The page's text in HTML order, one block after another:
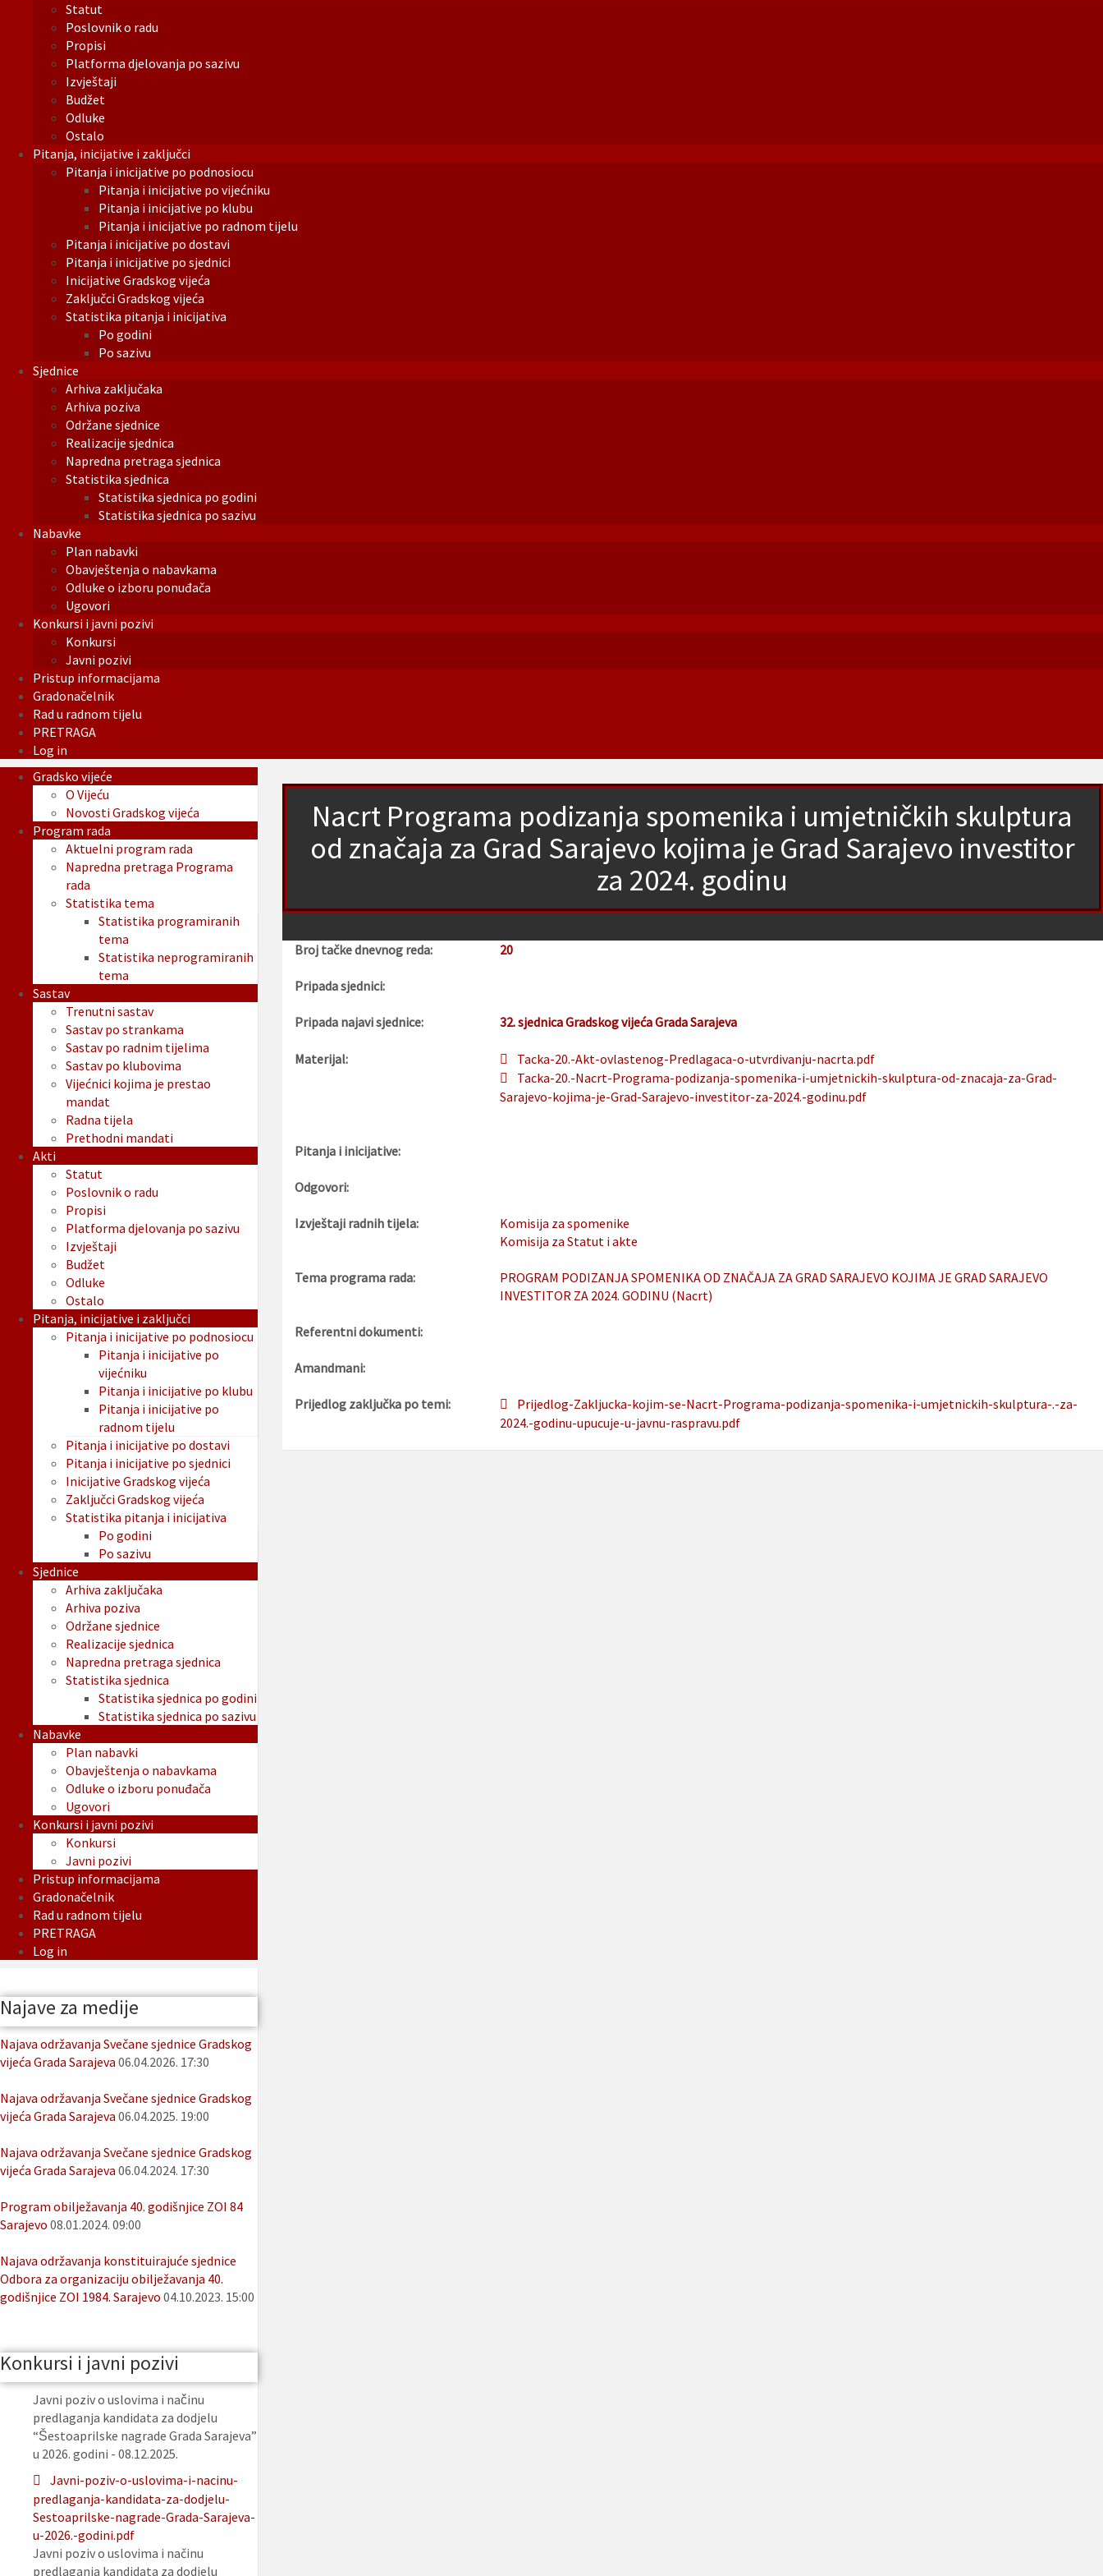
Statut
Poslovnik o radu
Propisi
Platforma djelovanja po sazivu
Izvještaji
Budžet
Odluke
Ostalo
Pitanja, inicijative i zaključci
Pitanja i inicijative po podnosiocu
Pitanja i inicijative po vijećniku
Pitanja i inicijative po klubu
Pitanja i inicijative po radnom tijelu
Pitanja i inicijative po dostavi
Pitanja i inicijative po sjednici
Inicijative Gradskog vijeća
Zaključci Gradskog vijeća
Statistika pitanja i inicijativa
Po godini
Po sazivu
Sjednice
Arhiva zaključaka
Arhiva poziva
Održane sjednice
Realizacije sjednica
Napredna pretraga sjednica
Statistika sjednica
Statistika sjednica po godini
Statistika sjednica po sazivu
Nabavke
Plan nabavki
Obavještenja o nabavkama
Odluke o izboru ponuđača
Ugovori
Konkursi i javni pozivi
Konkursi
Javni pozivi
Pristup informacijama
Gradonačelnik
Rad u radnom tijelu
PRETRAGA
Log in
Nacrt Programa podizanja spomenika i umjetničkih skulptura
od značaja za Grad Sarajevo kojima je Grad Sarajevo investitor
za 2024. godinu
Broj tačke dnevnog reda: 20
Pripada sjednici:
Pripada najavi sjednice: 32. sjednica Gradskog vijeća Grada Sarajeva
Materijal:
Tacka-20.-Akt-ovlastenog-Predlagaca-o-utvrdivanju-nacrta.pdf
Tacka-20.-Nacrt-Programa-podizanja-spomenika-i-umjetnickih-skulptura-od-znacaja-za-Grad-
Sarajevo-kojima-je-Grad-Sarajevo-investitor-za-2024.-godinu.pdf
Pitanja i inicijative:
Odgovori:
Izvještaji radnih tijela:
Komisija za spomenike
Komisija za Statut i akte
Tema programa rada:
PROGRAM PODIZANJA SPOMENIKA OD ZNAČAJA ZA GRAD SARAJEVO KOJIMA JE GRAD SARAJEVO
INVESTITOR ZA 2024. GODINU (Nacrt)
Referentni dokumenti:
Amandmani:
Prijedlog zaključka po temi:
Prijedlog-Zakljucka-kojim-se-Nacrt-Programa-podizanja-spomenika-i-umjetnickih-skulptura-.-za-
2024.-godinu-upucuje-u-javnu-raspravu.pdf
Gradsko vijeće
O Vijeću
Novosti Gradskog vijeća
Program rada
Aktuelni program rada
Napredna pretraga Programa
rada
Statistika tema
Statistika programiranih
tema
Statistika neprogramiranih
tema
Sastav
Trenutni sastav
Sastav po strankama
Sastav po radnim tijelima
Sastav po klubovima
Vijećnici kojima je prestao
mandat
Radna tijela
Prethodni mandati
Akti
Statut
Poslovnik o radu
Propisi
Platforma djelovanja po sazivu
Izvještaji
Budžet
Odluke
Ostalo
Pitanja, inicijative i zaključci
Pitanja i inicijative po podnosiocu
Pitanja i inicijative po
vijećniku
Pitanja i inicijative po klubu
Pitanja i inicijative po
radnom tijelu
Pitanja i inicijative po dostavi
Pitanja i inicijative po sjednici
Inicijative Gradskog vijeća
Zaključci Gradskog vijeća
Statistika pitanja i inicijativa
Po godini
Po sazivu
Sjednice
Arhiva zaključaka
Arhiva poziva
Održane sjednice
Realizacije sjednica
Napredna pretraga sjednica
Statistika sjednica
Statistika sjednica po godini
Statistika sjednica po sazivu
Nabavke
Plan nabavki
Obavještenja o nabavkama
Odluke o izboru ponuđača
Ugovori
Konkursi i javni pozivi
Konkursi
Javni pozivi
Pristup informacijama
Gradonačelnik
Rad u radnom tijelu
PRETRAGA
Log in
Najave za medije
Najava održavanja Svečane sjednice Gradskog
vijeća Grada Sarajeva 06.04.2026. 17:30
Najava održavanja Svečane sjednice Gradskog
vijeća Grada Sarajeva 06.04.2025. 19:00
Najava održavanja Svečane sjednice Gradskog
vijeća Grada Sarajeva 06.04.2024. 17:30
Program obilježavanja 40. godišnjice ZOI 84
Sarajevo 08.01.2024. 09:00
Najava održavanja konstituirajuće sjednice
Odbora za organizaciju obilježavanja 40.
godišnjice ZOI 1984. Sarajevo 04.10.2023. 15:00
Konkursi i javni pozivi
Javni poziv o uslovima i načinu
predlaganja kandidata za dodjelu
“Šestoaprilske nagrade Grada Sarajeva”
u 2026. godini - 08.12.2025.
Javni-poziv-o-uslovima-i-nacinu-
predlaganja-kandidata-za-dodjelu-
Sestoaprilske-nagrade-Grada-Sarajeva-
u-2026.-godini.pdf
Javni poziv o uslovima i načinu
predlaganja kandidata za dodjelu